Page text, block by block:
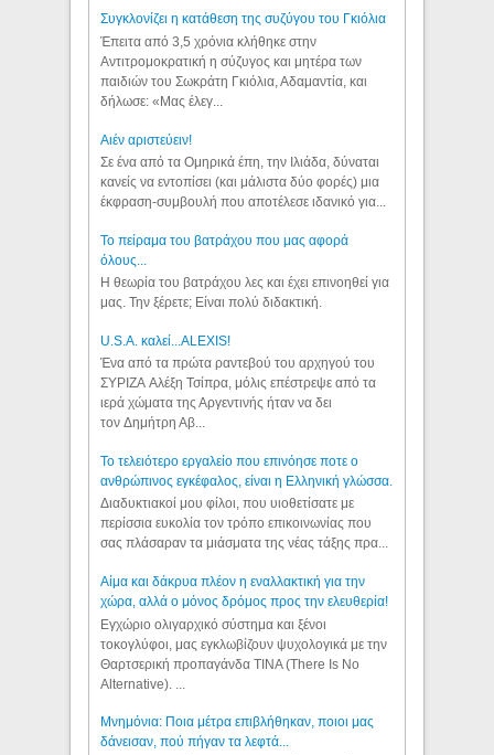
Συγκλονίζει η κατάθεση της συζύγου του Γκιόλια
Έπειτα από 3,5 χρόνια κλήθηκε στην
Αντιτρομοκρατική η σύζυγος και μητέρα των
παιδιών του Σωκράτη Γκιόλια, Αδαμαντία, και
δήλωσε: «Μας έλεγ...
Aιέν αριστεύειν!
Σε ένα από τα Ομηρικά έπη, την Ιλιάδα, δύναται
κανείς να εντοπίσει (και μάλιστα δύο φορές) μια
έκφραση-συμβουλή που αποτέλεσε ιδανικό για...
Το πείραμα του βατράχου που μας αφορά
όλους...
Η θεωρία του βατράχου λες και έχει επινοηθεί για
μας. Την ξέρετε; Είναι πολύ διδακτική.
U.S.A. καλεί...ALEXIS!
Ένα από τα πρώτα ραντεβού του αρχηγού του
ΣΥΡΙΖΑ Αλέξη Τσίπρα, μόλις επέστρεψε από τα
ιερά χώματα της Αργεντινής ήταν να δει
τον Δημήτρη Αβ...
Το τελειότερο εργαλείο που επινόησε ποτε ο
ανθρώπινος εγκέφαλος, είναι η Ελληνική γλώσσα.
Διαδυκτιακοί μου φίλοι, που υιοθετίσατε με
περίσσια ευκολία τον τρόπο επικοινωνίας που
σας πλάσαραν τα μιάσματα της νέας τάξης πρα...
Αίμα και δάκρυα πλέον η εναλλακτική για την
χώρα, αλλά ο μόνος δρόμος προς την ελευθερία!
Εγχώριο ολιγαρχικό σύστημα και ξένοι
τοκογλύφοι, μας εγκλωβίζουν ψυχολογικά με την
Θαρτσερική προπαγάνδα TINA (There Is No
Alternative). ...
Μνημόνια: Ποια μέτρα επιβλήθηκαν, ποιοι μας
δάνεισαν, πού πήγαν τα λεφτά...